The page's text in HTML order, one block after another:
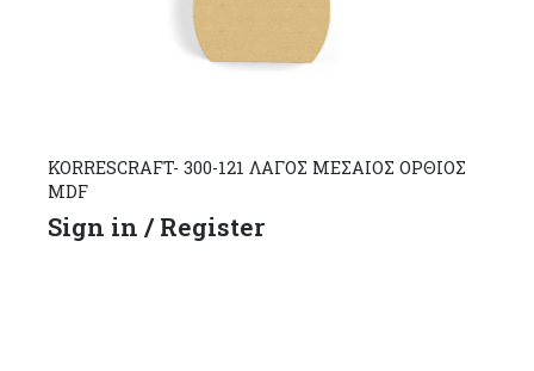
KORRESCRAFT- 300-121 ΛΑΓΟΣ ΜΕΣΑΙΟΣ ΟΡΘΙΟΣ
MDF
Sign in / Register